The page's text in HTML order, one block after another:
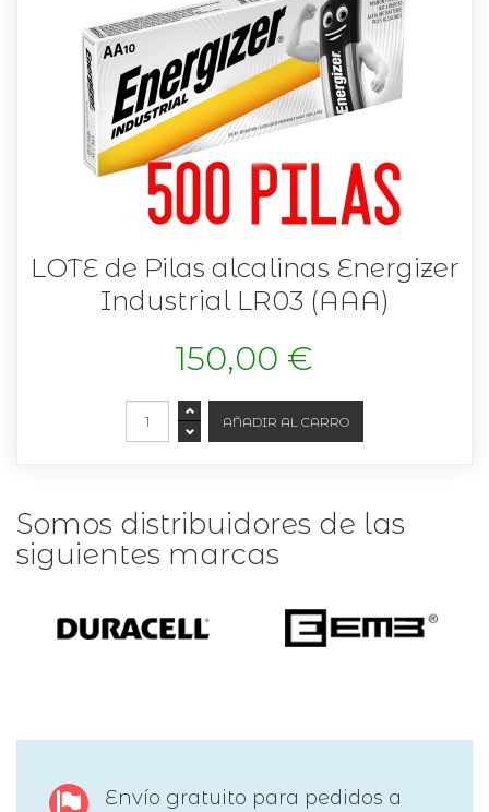
LOTE de Pilas alcalinas Energizer
Industrial LR03 (AAA)
150,00 €
Somos distribuidores de las
siguientes marcas
Envío gratuito para pedidos a